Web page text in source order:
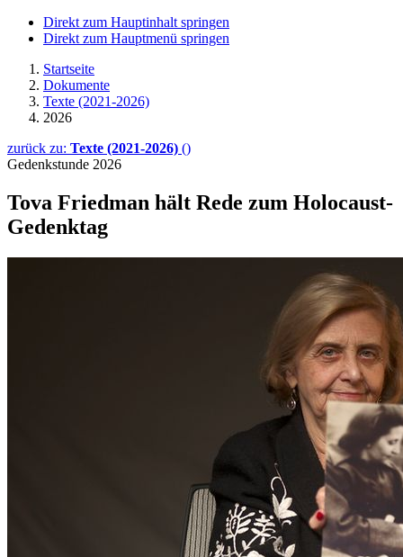
Direkt zum Hauptinhalt springen
Direkt zum Hauptmenü springen
Startseite
Dokumente
Texte (2021-2026)
2026
zurück zu: Texte (2021-2026) ()
Gedenkstunde 2026
Tova Friedman hält Rede zum Holocaust-
Gedenktag